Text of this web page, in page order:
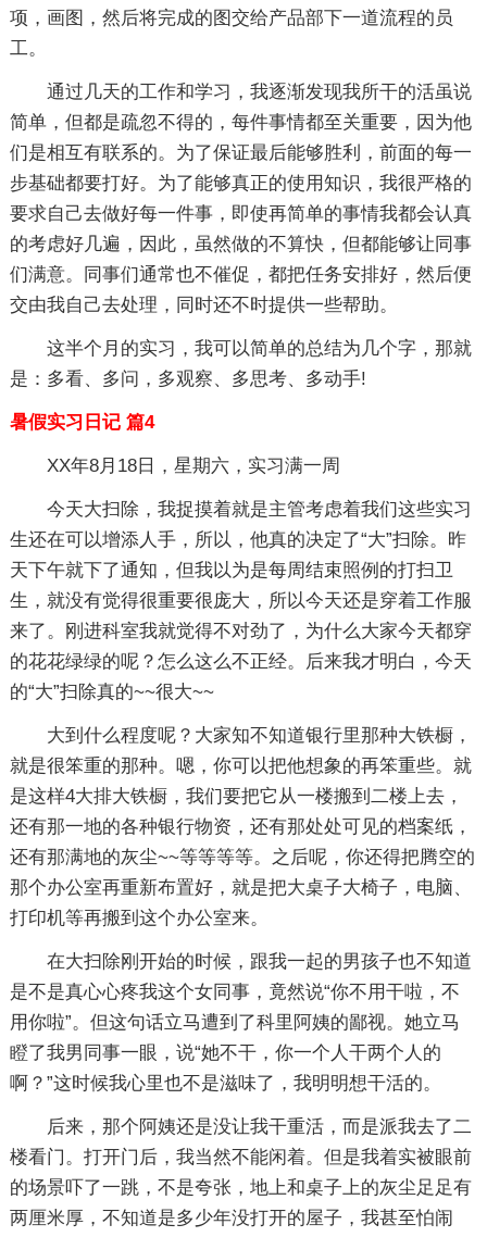
项，画图，然后将完成的图交给产品部下一道流程的员
工。
通过几天的工作和学习，我逐渐发现我所干的活虽说
简单，但都是疏忽不得的，每件事情都至关重要，因为他
们是相互有联系的。为了保证最后能够胜利，前面的每一
步基础都要打好。为了能够真正的使用知识，我很严格的
要求自己去做好每一件事，即使再简单的事情我都会认真
的考虑好几遍，因此，虽然做的不算快，但都能够让同事
们满意。同事们通常也不催促，都把任务安排好，然后便
交由我自己去处理，同时还不时提供一些帮助。
这半个月的实习，我可以简单的总结为几个字，那就
是：多看、多问，多观察、多思考、多动手!
暑假实习日记 篇4
XX年8月18日，星期六，实习满一周
今天大扫除，我捉摸着就是主管考虑着我们这些实习
生还在可以增添人手，所以，他真的决定了“大”扫除。昨
天下午就下了通知，但我以为是每周结束照例的打扫卫
生，就没有觉得很重要很庞大，所以今天还是穿着工作服
来了。刚进科室我就觉得不对劲了，为什么大家今天都穿
的花花绿绿的呢？怎么这么不正经。后来我才明白，今天
的“大”扫除真的~~很大~~
大到什么程度呢？大家知不知道银行里那种大铁橱，
就是很笨重的那种。嗯，你可以把他想象的再笨重些。就
是这样4大排大铁橱，我们要把它从一楼搬到二楼上去，
还有那一地的各种银行物资，还有那处处可见的档案纸，
还有那满地的灰尘~~等等等等。之后呢，你还得把腾空的
那个办公室再重新布置好，就是把大桌子大椅子，电脑、
打印机等再搬到这个办公室来。
在大扫除刚开始的时候，跟我一起的男孩子也不知道
是不是真心心疼我这个女同事，竟然说“你不用干啦，不
用你啦”。但这句话立马遭到了科里阿姨的鄙视。她立马
瞪了我男同事一眼，说“她不干，你一个人干两个人的
啊？”这时候我心里也不是滋味了，我明明想干活的。
后来，那个阿姨还是没让我干重活，而是派我去了二
楼看门。打开门后，我当然不能闲着。但是我着实被眼前
的场景吓了一跳，不是夸张，地上和桌子上的灰尘足足有
两厘米厚，不知道是多少年没打开的屋子，我甚至怕闹